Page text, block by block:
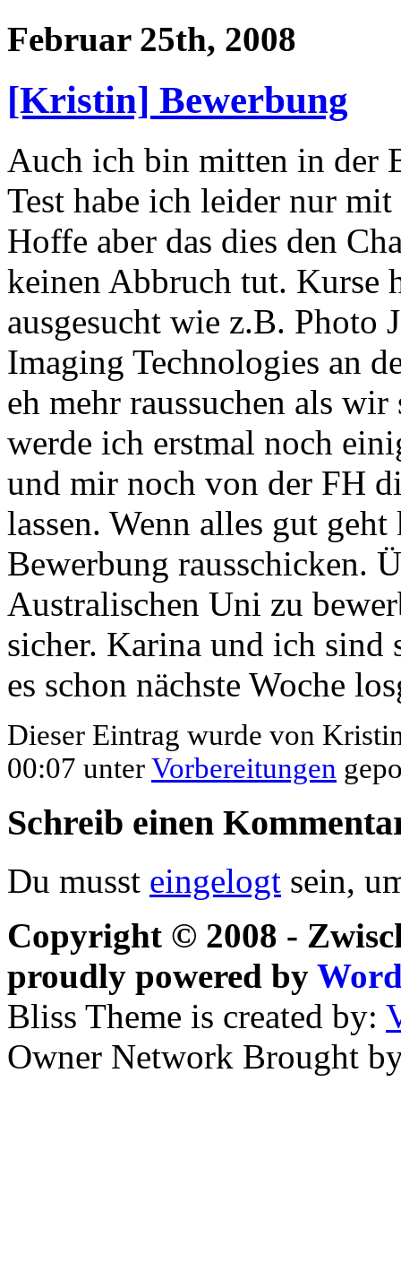
Februar 25th, 2008
[Kristin] Bewerbung
Auch ich bin mitten in der
Test habe ich leider nur
Hoffe aber das dies den
keinen Abbruch tut. Kurse
ausgesucht wie z.B. Photo
Imaging Technologies an
eh mehr raussuchen als
werde ich erstmal noch
und mir noch von der FH
lassen. Wenn alles gut
Bewerbung rausschicken.
Australischen Uni zu
sicher. Karina und ich sind
es schon nächste Woche
Dieser Eintrag wurde von
00:07 unterVorbereitungen
Schreib einen
Du musst eingelogt sein,
Copyright © 2008 -
proudly powered by
Bliss Theme is created by:
Owner Network Brought